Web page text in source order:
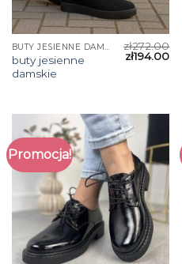
buty jesienne
damskie
zł272.00
zł194.00
Promocja!